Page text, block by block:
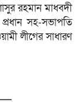
রহমান মাধবদী
সহ-সভাপতি
লীগের সাধারণ